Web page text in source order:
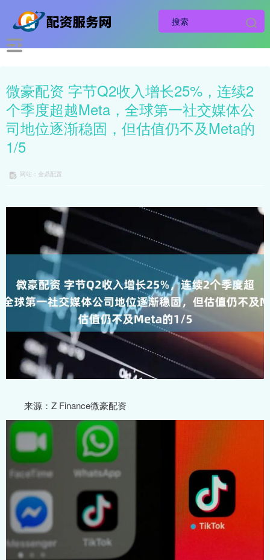
微豪配资 字节Q2收入增长25%，连续2
个季度超越Meta，全球第一社交媒体公
司地位逐渐稳固，但估值仍不及Meta的
1/5
网站：金鼎配置
来源：Z Finance微豪配资